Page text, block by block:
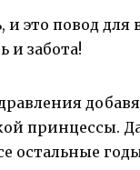
и это повод
и забота!
принцессы.
остальные